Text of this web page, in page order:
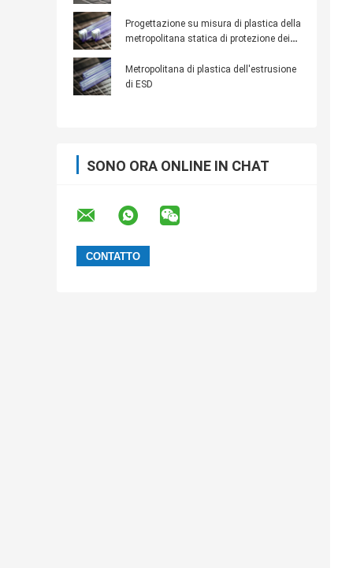
Progettazione su misura di plastica della
metropolitana statica di protezione dei
Metropolitana di plastica dell'estrusione
di ESD
SONO ORA ONLINE IN CHAT